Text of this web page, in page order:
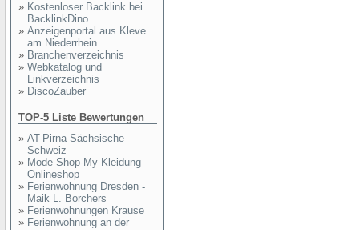
» Kostenloser Backlink bei
BacklinkDino
» Anzeigenportal aus Kleve
am Niederrhein
» Branchenverzeichnis
» Webkatalog und
Linkverzeichnis
» DiscoZauber
TOP-5 Liste Bewertungen
» AT-Pirna Sächsische
Schweiz
» Mode Shop-My Kleidung
Onlineshop
» Ferienwohnung Dresden -
Maik L. Borchers
» Ferienwohnungen Krause
» Ferienwohnung an der